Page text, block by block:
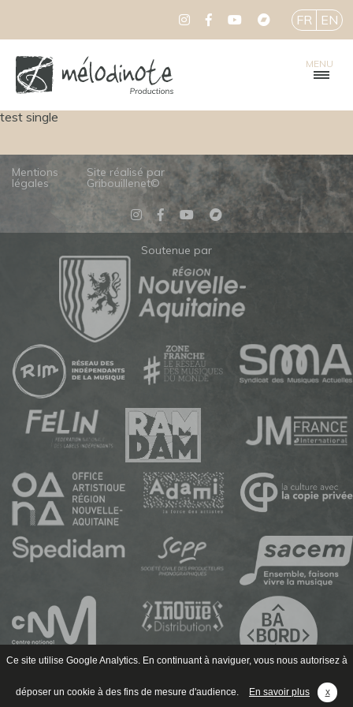
Ce site utilise Google Analytics. En continuant à naviguer, vous nous autorisez à
déposer un cookie à des fins de mesure d'audience. En savoir plus x
MENU
FR EN
test single
Mentions
légales
Site réalisé par
Gribouillenet©
Soutenue par